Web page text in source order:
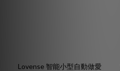
Lovense 智能小型自動做愛